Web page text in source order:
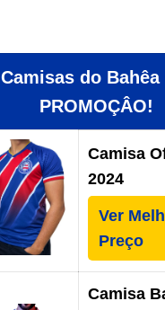
Camisas do Bahêa
PROMOÇÂO!
Camisa
2024
Ver
Preço
Camisa